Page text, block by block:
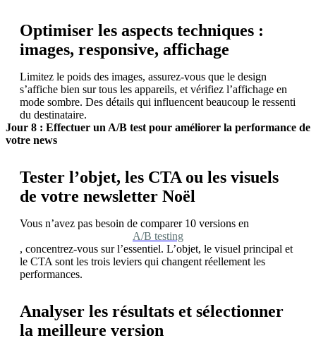
Optimiser les aspects techniques :
images, responsive, affichage
Limitez le poids des images, assurez-vous que le design
s’affiche bien sur tous les appareils, et vérifiez l’affichage en
mode sombre. Des détails qui influencent beaucoup le ressenti
du destinataire.
Jour 8 : Effectuer un A/B test pour améliorer la performance de
votre news
Tester l’objet, les CTA ou les visuels
de votre newsletter Noël
Vous n’avez pas besoin de comparer 10 versions en
A/B testing
, concentrez-vous sur l’essentiel. L’objet, le visuel principal et
le CTA sont les trois leviers qui changent réellement les
performances.
Analyser les résultats et sélectionner
la meilleure version